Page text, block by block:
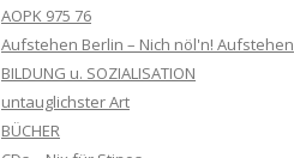
AOPK 975 76
Aufstehen Berlin – Nich nöl'n! Aufstehen
BILDUNG u. SOZIALISATION
untauglichster Art
BÜCHER